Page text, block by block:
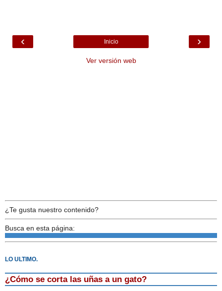
‹ ›
Inicio
Ver versión web
¿Te gusta nuestro contenido?
Busca en esta página:
LO ULTIMO.
¿Cómo se corta las uñas a un gato?